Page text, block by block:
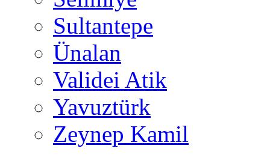
Sultantepe
Ünalan
Validei Atik
Yavuztürk
Zeynep Kamil